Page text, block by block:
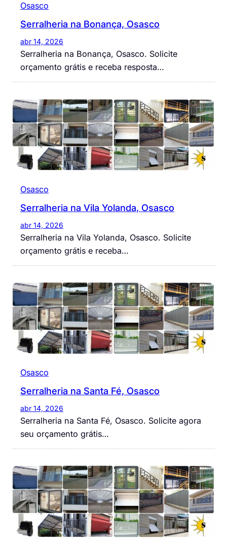
Osasco
Serralheria na Bonança, Osasco
abr 14, 2026
Serralheria na Bonança, Osasco. Solicite
orçamento grátis e receba resposta…
Osasco
Serralheria na Vila Yolanda, Osasco
abr 14, 2026
Serralheria na Vila Yolanda, Osasco. Solicite
orçamento grátis e receba…
Osasco
Serralheria na Santa Fé, Osasco
abr 14, 2026
Serralheria na Santa Fé, Osasco. Solicite agora
seu orçamento grátis…